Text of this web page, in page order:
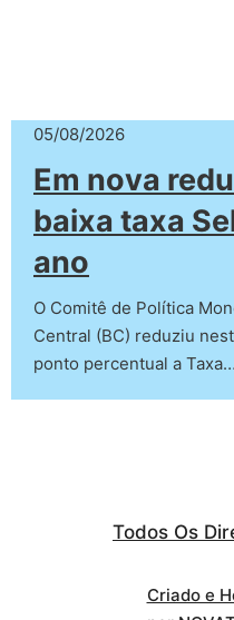
05/08/2026
Em nova
baixa taxa
ano
O Comitê de Política
Central (BC) reduziu
ponto percentual a Taxa…
Todos Os
Criado e